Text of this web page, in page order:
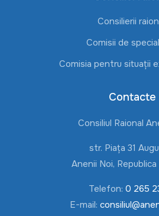
Consilierii
Comisii de
Comisia pentru situații
Contacte
Consiliul Raional
str. Piața 31
Anenii Noi,
Telefon: 0 265
E-mail: